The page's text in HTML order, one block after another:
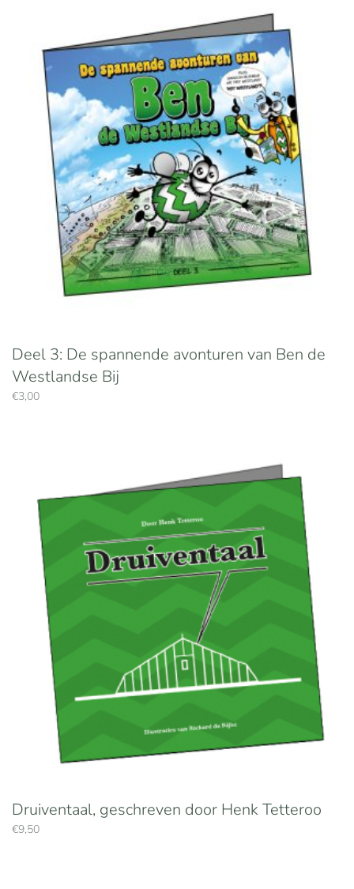
Deel 3: De spannende avonturen van Ben de
Westlandse Bij
€3,00
Druiventaal, geschreven door Henk Tetteroo
€9,50